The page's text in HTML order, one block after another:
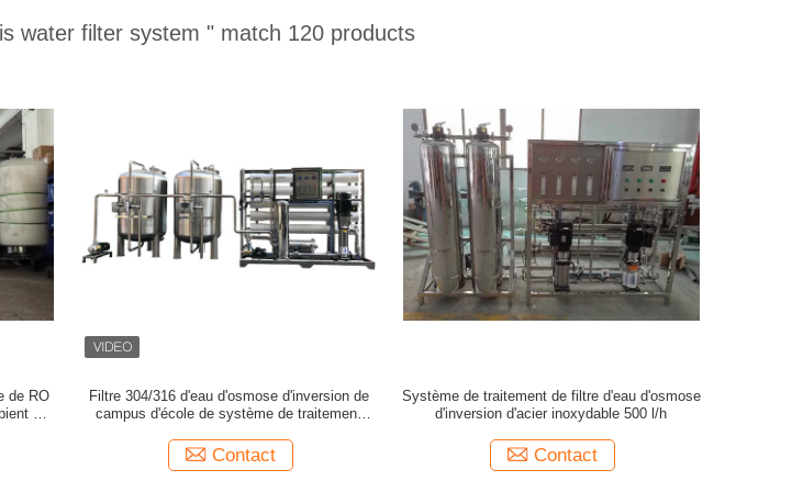
water filter system " match 120 products
de RO
à
Filtre 304/316 d'eau d'osmose d'inversion de
campus d'école de système de traitement
inoxydable
Contact
Système de traitement de filtre d'eau d'osmose
d'inversion d'acier inoxydable 500 l/h
Contact